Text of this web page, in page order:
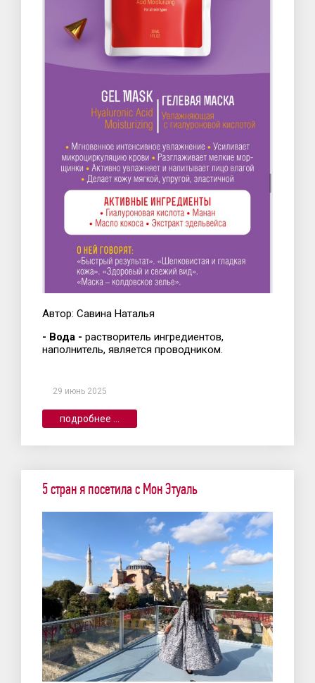
Автор: Савина Наталья
- Вода - растворитель ингредиентов,
наполнитель, является проводником.
29 июнь 2025
подробнее ...
5 стран я посетила с Мон Этуаль